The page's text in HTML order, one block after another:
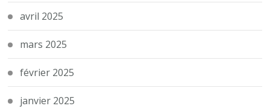
avril 2025
mars 2025
février 2025
janvier 2025